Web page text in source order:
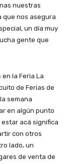
nuestras
que nos asegura
un día muy
gente que
la Feria La
de Ferias de
semana
en algún punto
acá significa
con otros
lado, un
de venta de